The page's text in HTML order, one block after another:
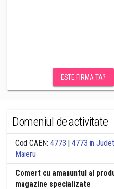
ESTE FIRMA TA?
Domeniul de activitate
Cod CAEN: 4773 | 4773 in
Maieru
Comert cu amanuntul al
magazine specializate